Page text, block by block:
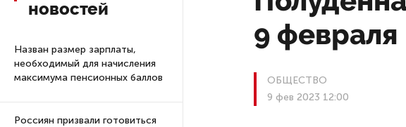
новостей
Назван размер зарплаты,
необходимый для начисления
максимума пенсионных баллов
Россиян призвали готовиться
9 февраля
ОБЩЕСТВО
9 фев 2023 12:00